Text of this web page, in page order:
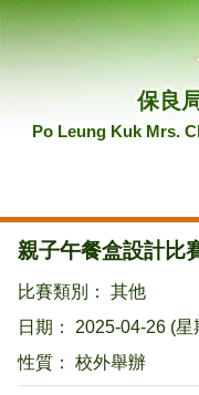
保良
Po Leung Kuk Mrs.
親子午餐盒設計比
比賽類別： 其他
日期： 2025-04-26 (星
性質： 校外舉辦